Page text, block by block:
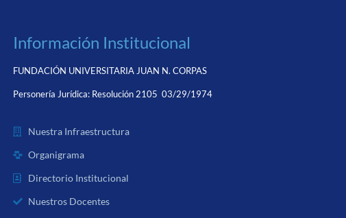
Información Institucional
FUNDACIÓN UNIVERSITARIA JUAN N. CORPAS
Personería Jurídica: Resolución 2105 03/29/1974
Nuestra Infraestructura
Organigrama
Directorio Institucional
Nuestros Docentes